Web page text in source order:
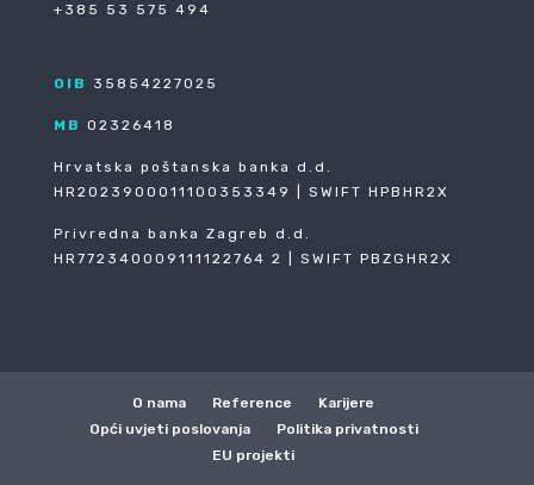
+385 53 575 494
OIB 35854227025
MB 02326418
Hrvatska poštanska banka d.d.
HR2023900011100353349 | SWIFT HPBHR2X
Privredna banka Zagreb d.d.
HR772340009111122764 2 | SWIFT PBZGHR2X
O nama Reference
Karijere
Opći uvjeti poslovanja
Politika privatnosti
EU projekti